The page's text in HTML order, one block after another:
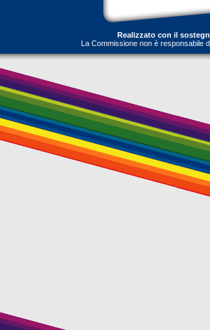
Realizzato con il
La Commissione non è responsabile